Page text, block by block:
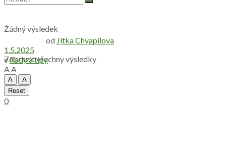
Žádný výsledek
Zobrazit všechny výsledky
od Jitka Chvapilova
1.5.2025
vRady a tipy
AA
A
A
Reset
0